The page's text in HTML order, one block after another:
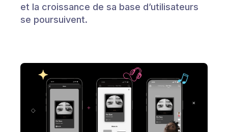
et la croissance de sa base d’utilisateurs
se poursuivent.